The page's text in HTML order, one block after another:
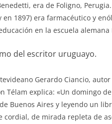
era de Foligno,
1897) era farmacéutico y
en la escuela alemana
Gerardo Ciancio,
Télam explica: «Un domingo
Buenos Aires y leyendo un
de mirada repleta de